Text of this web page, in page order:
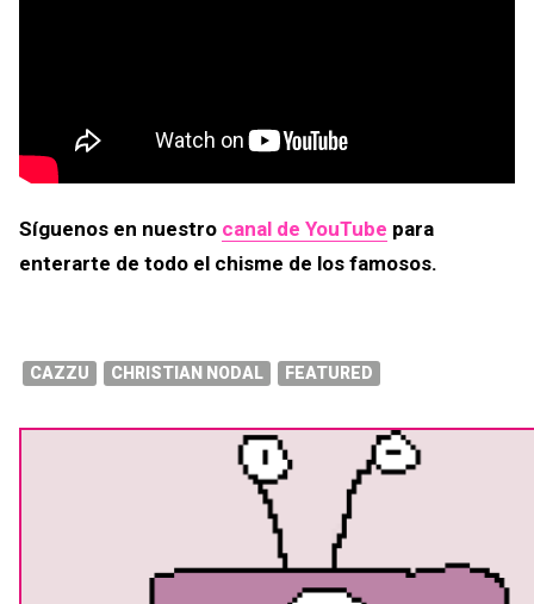
Síguenos en nuestro canal de YouTube para
enterarte de todo el chisme de los famosos.
CAZZU CHRISTIAN NODAL FEATURED